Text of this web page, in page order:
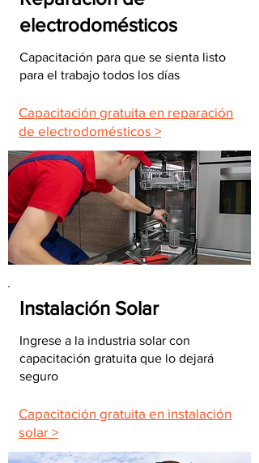
electrodomésticos
Capacitación para que se sienta listo
para el trabajo todos los días
Capacitación gratuita en reparación
de electrodomésticos >
Instalación Solar
Ingrese a la industria solar con
capacitación gratuita que lo dejará
seguro
Capacitación gratuita en instalación
solar >